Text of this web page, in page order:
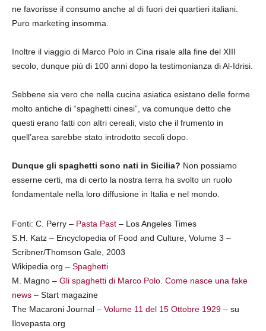
ne favorisse il consumo anche al di fuori dei quartieri italiani.
Puro marketing insomma.
Inoltre il viaggio di Marco Polo in Cina risale alla fine del XIII
secolo, dunque più di 100 anni dopo la testimonianza di Al-Idrisi.
Sebbene sia vero che nella cucina asiatica esistano delle forme
molto antiche di “spaghetti cinesi”, va comunque detto che
questi erano fatti con altri cereali, visto che il frumento in
quell’area sarebbe stato introdotto secoli dopo.
Dunque gli spaghetti sono nati in Sicilia? Non possiamo
esserne certi, ma di certo la nostra terra ha svolto un ruolo
fondamentale nella loro diffusione in Italia e nel mondo.
Fonti: C. Perry – Pasta Past – Los Angeles Times
S.H. Katz – Encyclopedia of Food and Culture, Volume 3 –
Scribner/Thomson Gale, 2003
Wikipedia.org – Spaghetti
M. Magno – Gli spaghetti di Marco Polo. Come nasce una fake
news – Start magazine
The Macaroni Journal – Volume 11 del 15 Ottobre 1929 – su
Ilovepasta.org